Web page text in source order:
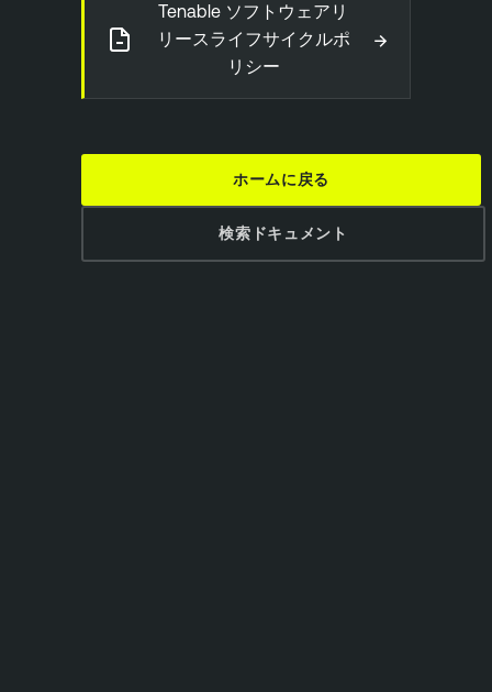
Tenable ソフトウェアリ
リースライフサイクルポ
リシー
→
ホームに戻る
検索ドキュメント